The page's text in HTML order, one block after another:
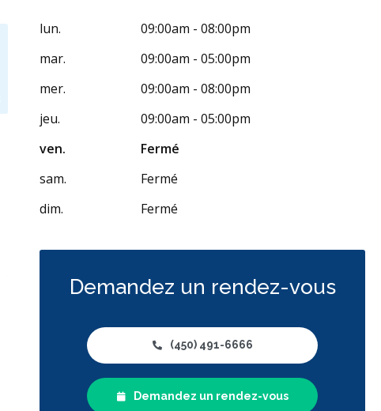
lun.
09:00am - 08:00pm
mar.
09:00am - 05:00pm
mer.
09:00am - 08:00pm
jeu.
09:00am - 05:00pm
ven.
Fermé
sam.
Fermé
dim.
Fermé
Demandez un rendez-vous
(450) 491-6666
Demandez un rendez-vous